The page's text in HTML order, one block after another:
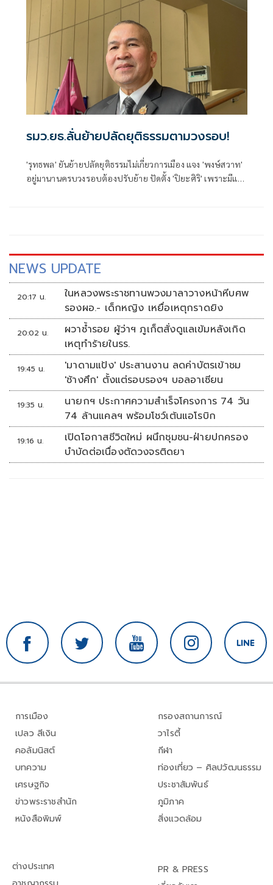
รมว.ยธ.ลั่นย้ายปลัดยุติธรรมตามวงรอบ!
'รุทธพล' ยันย้ายปลัดยุติธรรมไม่เกี่ยวการเมือง แจง 'พงษ์สวาท'
อยู่มานานครบวงรอบต้องปรับย้าย ปัดตั้ง 'ปิยะศิริ' เพราะมีแรง
NEWS UPDATE
20:17 น.
ในหลวงพระราชทานพวงมาลาวางหน้าหีบศพ
รองผอ.- เด็กหญิง เหยื่อเหตุกราดยิง
20:02 น.
ผวาซ้ำรอย ผู้ว่าฯ ภูเก็ตสั่งดูแลเข้มหลังเกิด
เหตุทำร้ายในรร.
19:45 น.
'มาดามแป้ง' ประสานงาน ลดค่าบัตรเข้าชม
'ช้างศึก' ตั้งแต่รอบรองฯ บอลอาเซียน
19:35 น.
นายกฯ ประกาศความสำเร็จโครงการ 74 วัน
74 ล้านแคลฯ พร้อมโชว์เต้นแอโรบิก
19:16 น.
เปิดโอกาสชีวิตใหม่ ผนึกชุมชน-ฝ่ายปกครอง
บำบัดต่อเนื่องตัดวงจรติดยา
การเมือง
เปลว สีเงิน
คอลัมนิสต์
บทความ
เศรษฐกิจ
ข่าวพระราชสำนัก
หนังสือพิมพ์
กรองสถานการณ์
วาไรตี้
กีฬา
ท่องเที่ยว – ศิลปวัฒนธรรม
ประชาสัมพันธ์
ภูมิภาค
สิ่งแวดล้อม
ต่างประเทศ
PR & PRESS